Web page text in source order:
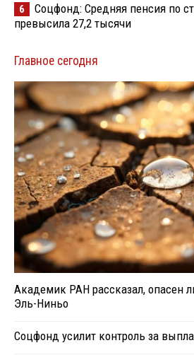
6
Соцфонд: Средняя пенсия по
превысила 27,2 тысячи
Главное сегодня
Академик РАН рассказал, опасен
Эль-Ниньо
Соцфонд усилит контроль за